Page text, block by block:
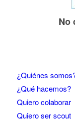
No
¿Quiénes
¿Qué hacemos?
Quiero colaborar
Quiero ser scout